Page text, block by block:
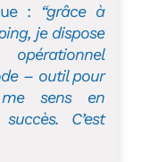
: “grâce à
je dispose
– outil pour
sens en
C’est